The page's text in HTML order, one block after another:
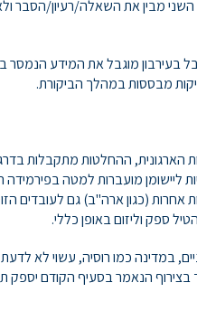
מבין את השאלה/רעיון/הסבר
בעירבון מוגבל את המידע הנמסר
מבססות במהלך הביקורת.
הארגונית, ההחלטות מתקבלות
ליישומן מועברות למטה בפירמידה
אחרות (כגון ארה"ב) גם לעובדים
ספק וליזום באופן כללי.
במדינה כמו רוסיה, עשוי לא
בצירוף הנאמר בסעיף הקודם יספק